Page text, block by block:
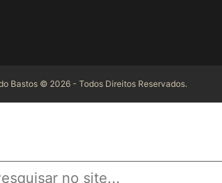
Bastos © 2026 - Todos Direitos Reservados.